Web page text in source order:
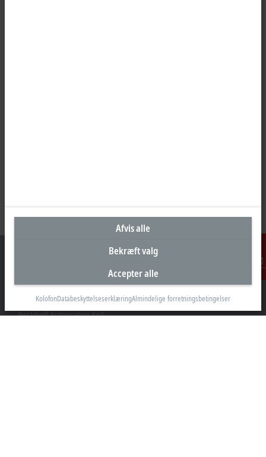
Kontakt
Hovedkontor Danmark
Beckhoff Automation ApS
Afvis alle
Bekræft valg
Accepter alle
KolofonDatabeskyttelseserklæringAlmindelige forretningsbetingelser